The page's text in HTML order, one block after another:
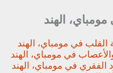
مومباي، الهند
في مومباي، الهند
في مومباي، الهند
في مومباي، الهند